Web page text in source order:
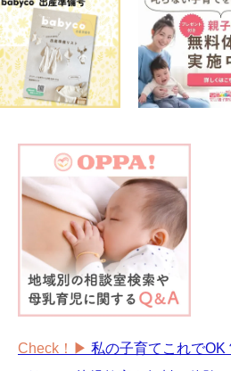
Check！▶︎ 私の子育てこれで